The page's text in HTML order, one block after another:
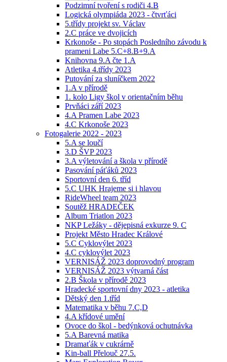
Podzimní tvoření s rodiči 4.B
Logická olympiáda 2023 - čtvrťáci
5.třídy projekt sv. Václav
2.C práce ve dvojicích
Krkonoše - Po stopách Posledního závodu k
prameni Labe 5.C+8.B+9.A
Knihovna 9.A čte 1.A
Atletika 4.třídy 2023
Putování za sluníčkem 2022
1.A v přírodě
1. kolo Ligy škol v orientačním běhu
Prvňáci září 2023
4.A Pramen Labe 2023
4.C Krkonoše 2023
Fotogalerie 2022 - 2023
5.A se loučí
3.D ŠVP 2023
3.A výletování a škola v přírodě
Pasování páťáků 2023
Sportovní den 6. tříd
5.C UHK Hrajeme si i hlavou
RideWheel team 2023
Soutěž HRADEČEK
Album Triatlon 2023
NKP Ležáky - dějepisná exkurze 9. C
Projekt Město Hradec Králové
5.C Cyklovýlet 2023
4.C cyklovýlet 2023
VERNISÁŽ 2023 doprovodný program
VERNISÁŽ 2023 výtvarná část
2.B Škola v přírodě 2023
Hradecké sportovní dny 2023 - atletika
Dětský den 1.tříd
Matematika v běhu 7.C,D
4.A křídové umění
Ovoce do škol - bedýnková ochutnávka
5.A Barevná matika
Dramaťák v cukrárně
Kin-ball Přelouč 27.5.